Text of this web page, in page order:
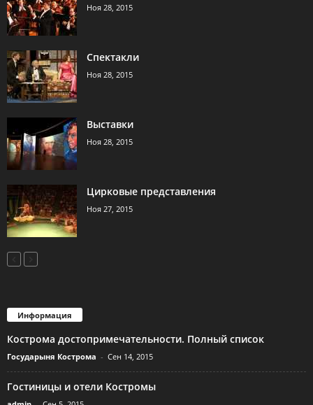
Ноя 28, 2015
Спектакли
Ноя 28, 2015
Выставки
Ноя 28, 2015
Цирковые представления
Ноя 27, 2015
Информация
Кострома достопримечательности. Полный список
Государыня Кострома - Сен 14, 2015
Гостиницы и отели Костромы